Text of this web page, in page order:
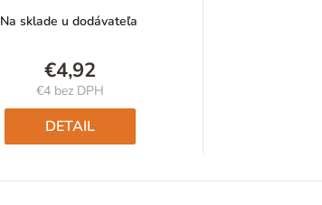
Na sklade u dodávateľa
€4,92
€4 bez DPH
Jednotková
cena:
DETAIL